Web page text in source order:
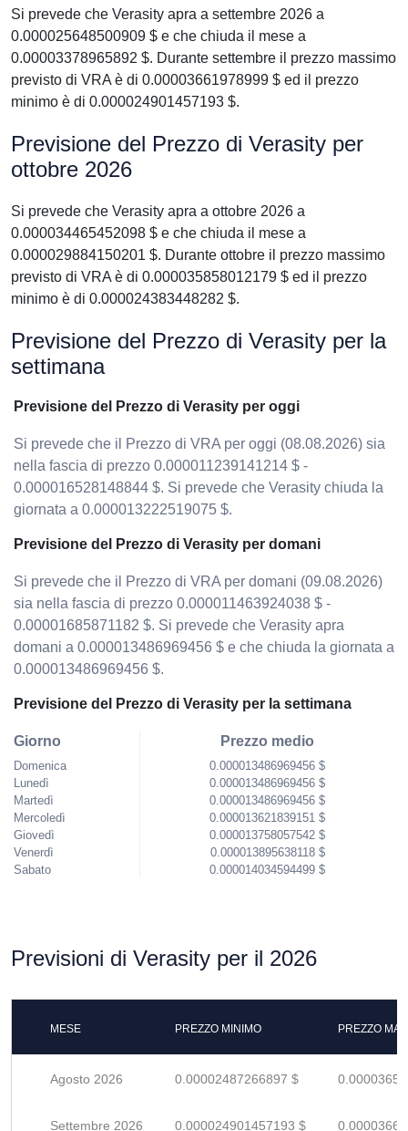
Si prevede che Verasity apra a settembre 2026 a
0.000025648500909 $ e che chiuda il mese a
0.00003378965892 $. Durante settembre il prezzo massimo
previsto di VRA è di 0.00003661978999 $ ed il prezzo
minimo è di 0.000024901457193 $.
Previsione del Prezzo di Verasity per
ottobre 2026
Si prevede che Verasity apra a ottobre 2026 a
0.000034465452098 $ e che chiuda il mese a
0.000029884150201 $. Durante ottobre il prezzo massimo
previsto di VRA è di 0.000035858012179 $ ed il prezzo
minimo è di 0.000024383448282 $.
Previsione del Prezzo di Verasity per la
settimana
Previsione del Prezzo di Verasity per oggi
Si prevede che il Prezzo di VRA per oggi (08.08.2026) sia
nella fascia di prezzo 0.000011239141214 $ -
0.000016528148844 $. Si prevede che Verasity chiuda la
giornata a 0.000013222519075 $.
Previsione del Prezzo di Verasity per domani
Si prevede che il Prezzo di VRA per domani (09.08.2026)
sia nella fascia di prezzo 0.000011463924038 $ -
0.00001685871182 $. Si prevede che Verasity apra
domani a 0.000013486969456 $ e che chiuda la giornata a
0.000013486969456 $.
Previsione del Prezzo di Verasity per la settimana
Giorno
Domenica
Lunedì
Martedì
Mercoledì
Giovedì
Venerdì
Sabato
Prezzo medio
0.000013486969456 $
0.000013486969456 $
0.000013486969456 $
0.000013621839151 $
0.000013758057542 $
0.000013895638118 $
0.000014034594499 $
Previsioni di Verasity per il 2026
MESE PREZZO MINIMO PREZZO
Agosto 2026 0.00002487266897 $
Settembre 2026 0.000024901457193 $